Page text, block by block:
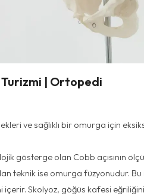
Turizmi | Ortopedi
ve sağlıklı bir omurga için
gösterge olan Cobb açısının
teknik ise omurga füzyonudur.
Skolyoz, göğüs kafesi